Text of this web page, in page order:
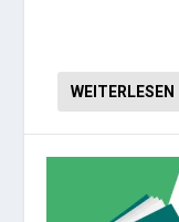
WEITERLESEN